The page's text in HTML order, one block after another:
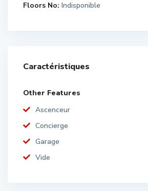
Floors No: Indisponible
Caractéristiques
Other Features
Ascenceur
Concierge
Garage
Vide